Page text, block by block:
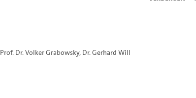
Prof. Dr. Volker Grabowsky, Dr. Gerhard Will